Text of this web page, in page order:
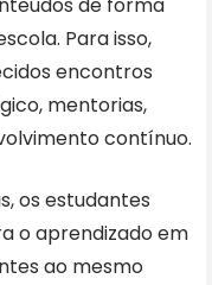
Para isso,
encontros
mentorias,
contínuo.
os estudantes
o aprendizado em
ao mesmo